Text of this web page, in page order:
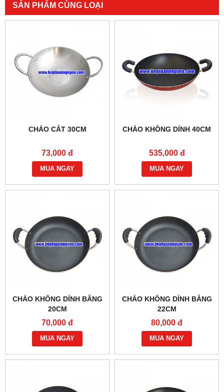
SẢN PHẨM CÙNG LOẠI
CHẢO CẮT 30CM
73,000 đ
MUA NGAY
CHẢO KHÔNG DÍNH 40CM
535,000 đ
MUA NGAY
CHẢO KHÔNG DÍNH BẰNG
20CM
70,000 đ
MUA NGAY
CHẢO KHÔNG DÍNH BẰNG
22CM
80,000 đ
MUA NGAY